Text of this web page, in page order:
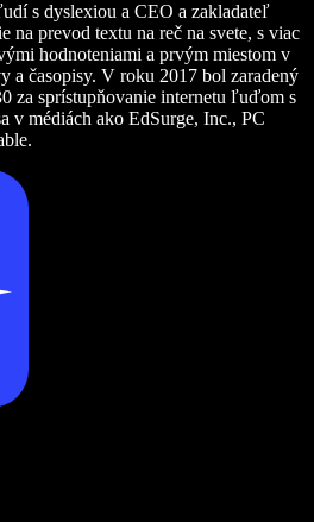
s dyslexiou a CEO a zakladateľ
na prevod textu na reč na svete, s viac
hodnoteniami a prvým miestom v
a časopisy. V roku 2017 bol zaradený
za sprístupňovanie internetu ľuďom s
v médiách ako EdSurge, Inc., PC